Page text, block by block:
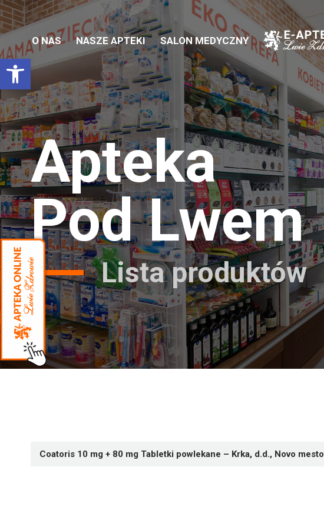
Otwórz pasek narzędzi
O NAS NASZE APTEKI SALON MEDYCZNY
Apteka
Pod Lwem
Lista produktów
Coatoris 10 mg + 80 mg Tabletki powlekane – Krka, d.d., Novo mesto